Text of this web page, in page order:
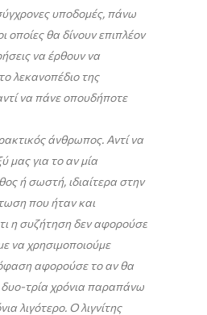
υποδομές, πάνω
οποίες θα δίνουν επιπλέον
να έρθουν να
λεκανοπέδιο της
να πάνε οπουδήποτε
άνθρωπος. Αντί να
μας για το αν μία
ή σωστή, ιδιαίτερα στην
που ήταν και
η συζήτηση δεν αφορούσε
να χρησιμοποιούμε
αφορούσε το αν θα
δυο-τρία χρόνια παραπάνω
λιγότερο. Ο λιγνίτης